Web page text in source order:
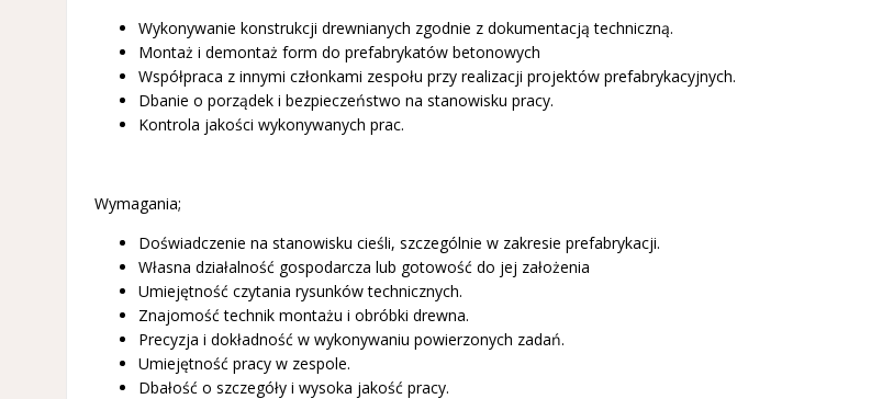
Wykonywanie konstrukcji drewnianych zgodnie z dokumentacją techniczną.
Montaż i demontaż form do prefabrykatów betonowych
Współpraca z innymi członkami zespołu przy realizacji projektów prefabrykacyjnych.
Dbanie o porządek i bezpieczeństwo na stanowisku pracy.
Kontrola jakości wykonywanych prac.
Wymagania;
Doświadczenie na stanowisku cieśli, szczególnie w zakresie prefabrykacji.
Własna działalność gospodarcza lub gotowość do jej założenia
Umiejętność czytania rysunków technicznych.
Znajomość technik montażu i obróbki drewna.
Precyzja i dokładność w wykonywaniu powierzonych zadań.
Umiejętność pracy w zespole.
Dbałość o szczegóły i wysoka jakość pracy.